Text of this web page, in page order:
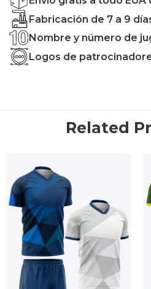
Fabricación de 7 a 9
Nombre y número de
Logos de
Related